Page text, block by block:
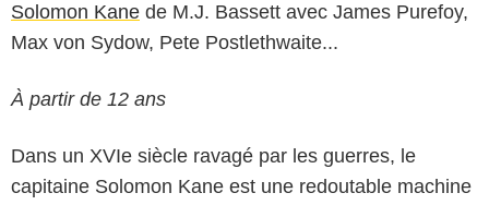
Solomon Kane de M.J. Bassett avec James Purefoy,
Max von Sydow, Pete Postlethwaite...
À partir de 12 ans
Dans un XVIe siècle ravagé par les guerres, le
capitaine Solomon Kane est une redoutable machine